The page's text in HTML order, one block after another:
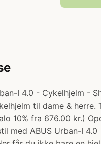
I 4.0 - Cykelhjelm -
til dame & herre.
10% fra 676.00 kr.)
med ABUS Urban-I 4.0